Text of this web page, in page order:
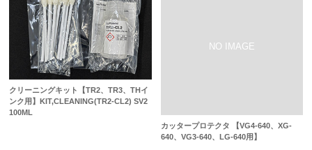
クリーニングキット【TR2、TR3、THイ
ンク用】KIT,CLEANING(TR2-CL2) SV2
100ML
カッタープロテクタ 【VG4-640、XG-
640、VG3-640、LG-640用】